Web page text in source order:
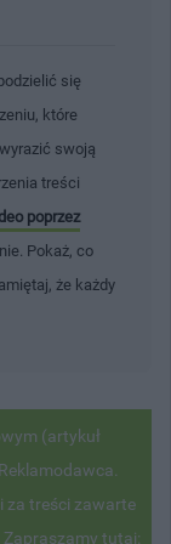
się
które
swoją
treści
poprzez
Pokaż, co
że każdy
(artykuł
za treści zawarte
tutaj: